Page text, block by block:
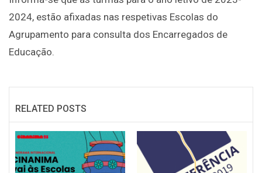
2024, estão afixadas nas respetivas Escolas do
Agrupamento para consulta dos Encarregados de
Educação.
RELATED POSTS